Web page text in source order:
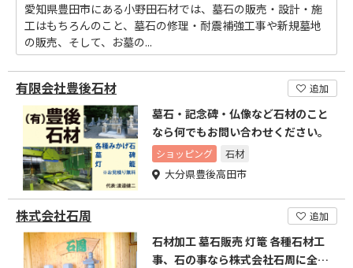
愛知県豊田市にある小野田石材では、墓石の販売・設計・施
工はもちろんのこと、墓石の修理・耐震補強工事や新規墓地
の販売、そして、お墓の...
有限会社豊後石材 追加
墓石・記念碑・仏像など石材のこと
なら何でもお問い合わせください。
ショッピング 石材
大分県豊後高田市
株式会社石周 追加
石材加工 墓石販売 灯篭 各種石材工
事、石の事なら株式会社石周に全て